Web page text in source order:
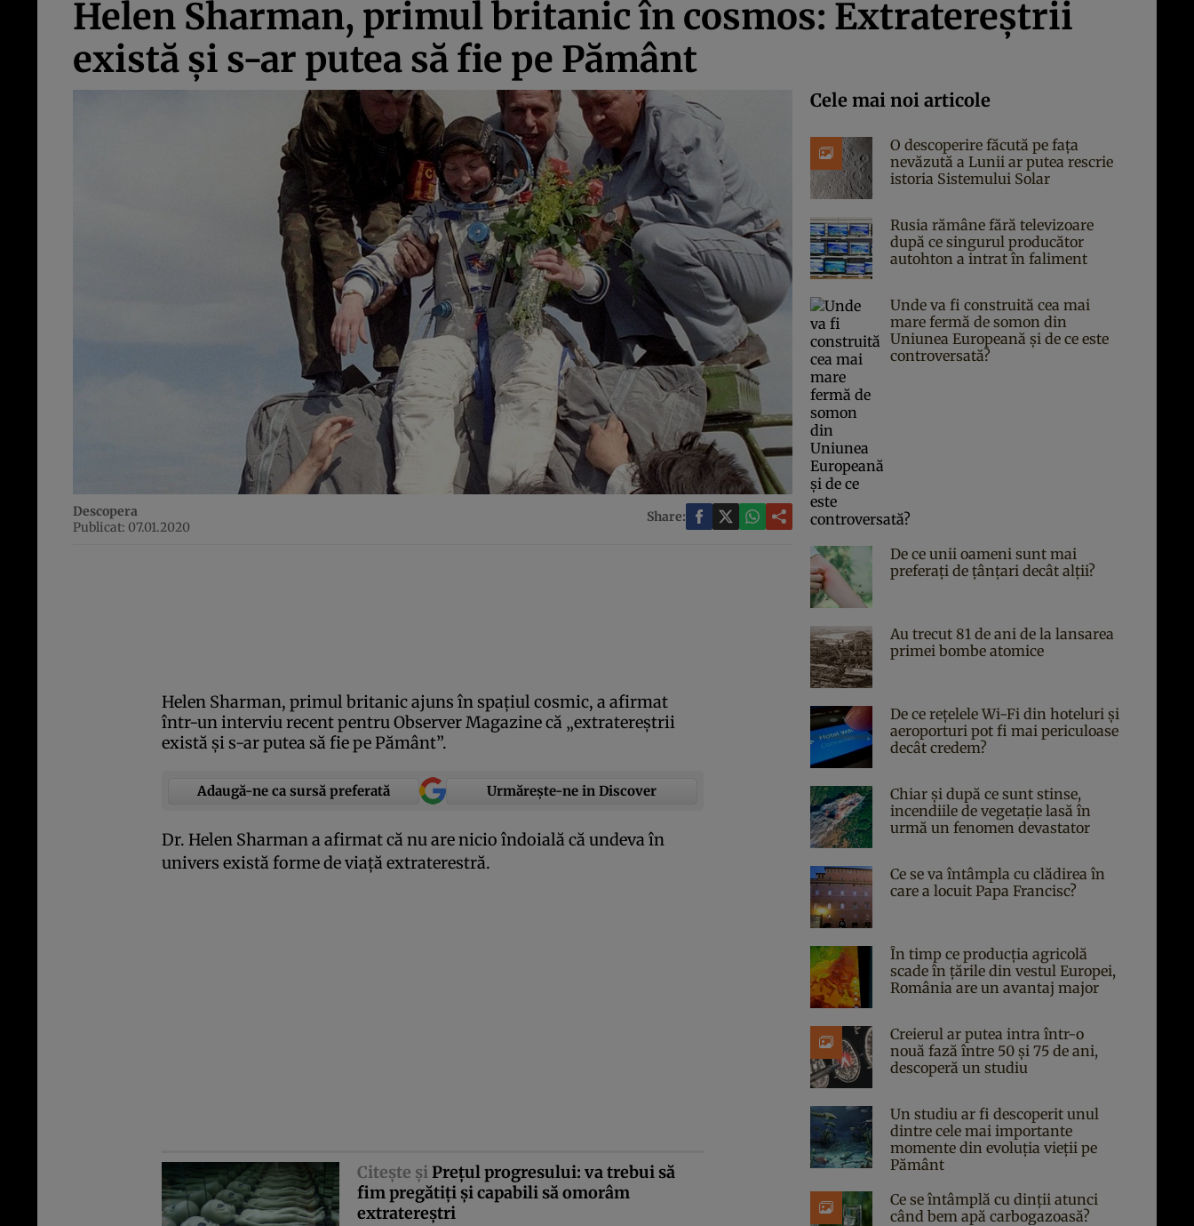
Helen Sharman, primul britanic în cosmos: Extratereştrii
există şi s-ar putea să fie pe Pământ
Descopera
Publicat: 07.01.2020
Share:
Helen Sharman, primul britanic ajuns în spaţiul cosmic, a afirmat
într-un interviu recent pentru Observer Magazine că „extratereştrii
există şi s-ar putea să fie pe Pământ”.
Adaugă-ne ca sursă preferată Urmărește-ne in Discover
Dr. Helen Sharman a afirmat că nu are nicio îndoială că undeva în
univers există forme de viaţă extraterestră.
Citeşte şiPreţul progresului: va trebui să
fim pregătiţi şi capabili să omorâm
extratereştri
Cele mai noi articole
O descoperire făcută pe fața
nevăzută a Lunii ar putea rescrie
istoria Sistemului Solar
Rusia rămâne fără televizoare
după ce singurul producător
autohton a intrat în faliment
Unde va fi construită cea mai
mare fermă de somon din
Uniunea Europeană și de ce este
controversată?
De ce unii oameni sunt mai
preferați de țânțari decât alții?
Au trecut 81 de ani de la lansarea
primei bombe atomice
De ce rețelele Wi-Fi din hoteluri și
aeroporturi pot fi mai periculoase
decât credem?
Chiar și după ce sunt stinse,
incendiile de vegetație lasă în
urmă un fenomen devastator
Ce se va întâmpla cu clădirea în
care a locuit Papa Francisc?
În timp ce producția agricolă
scade în țările din vestul Europei,
România are un avantaj major
Creierul ar putea intra într-o
nouă fază între 50 și 75 de ani,
descoperă un studiu
Un studiu ar fi descoperit unul
dintre cele mai importante
momente din evoluția vieții pe
Pământ
Ce se întâmplă cu dinții atunci
când bem apă carbogazoasă?